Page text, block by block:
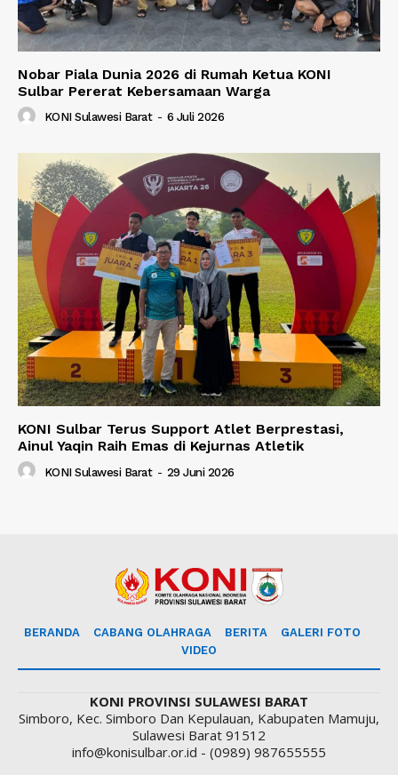
Nobar Piala Dunia 2026 di Rumah Ketua KONI
Sulbar Pererat Kebersamaan Warga
KONI Sulawesi Barat - 6 Juli 2026
KONI Sulbar Terus Support Atlet Berprestasi,
Ainul Yaqin Raih Emas di Kejurnas Atletik
KONI Sulawesi Barat - 29 Juni 2026
BERANDA CABANG OLAHRAGA BERITA
GALERI FOTO
VIDEO
KONI PROVINSI SULAWESI BARAT
Simboro, Kec. Simboro Dan Kepulauan, Kabupaten Mamuju,
Sulawesi Barat 91512
info@konisulbar.or.id - (0989) 987655555